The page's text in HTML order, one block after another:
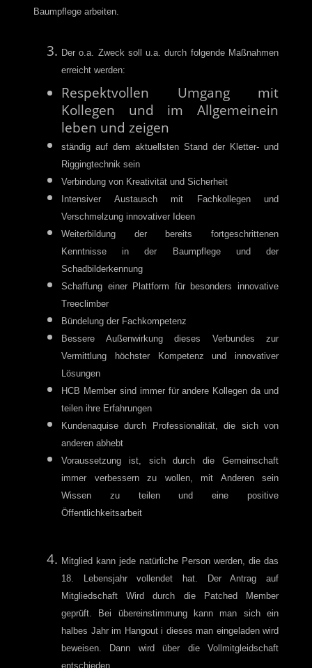
Baumpflege arbeiten.
Der o.a. Zweck soll u.a. durch folgende Maßnahmen
erreicht werden:
Respektvollen Umgang mit
Kollegen und im Allgemeinein
leben und zeigen
ständig auf dem aktuellsten Stand der Kletter- und
Riggingtechnik sein
Verbindung von Kreativität und Sicherheit
Intensiver Austausch mit Fachkollegen und
Verschmelzung innovativer Ideen
Weiterbildung der bereits fortgeschrittenen
Kenntnisse in der Baumpflege und der
Schadbilderkennung
Schaffung einer Plattform für besonders innovative
Treeclimber
Bündelung der Fachkompetenz
Bessere Außenwirkung dieses Verbundes zur
Vermittlung höchster Kompetenz und innovativer
Lösungen
HCB Member sind immer für andere Kollegen da und
teilen ihre Erfahrungen
Kundenaquise durch Professionalität, die sich von
anderen abhebt
Voraussetzung ist, sich durch die Gemeinschaft
immer verbessern zu wollen, mit Anderen sein
Wissen zu teilen und eine positive
Öffentlichkeitsarbeit
Mitglied kann jede natürliche Person werden, die das
18. Lebensjahr vollendet hat. Der Antrag auf
Mitgliedschaft Wird durch die Patched Member
geprüft. Bei übereinstimmung kann man sich ein
halbes Jahr im Hangout i dieses man eingeladen wird
beweisen. Dann wird über die Vollmitgleidschaft
entschieden